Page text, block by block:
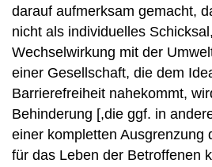
darauf aufmerksam gemacht,
nicht als individuelles
Wechselwirkung mit der
einer Gesellschaft, die dem
Barrierefreiheit nahekommt,
Behinderung [,die ggf. in
einer kompletten Ausgrenzung
für das Leben der Betroffenen